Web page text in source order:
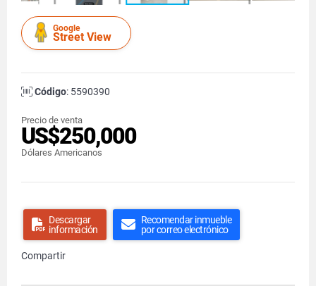
Google
Street View
Código: 5590390
Precio de venta
US$250,000
Dólares Americanos
Descargar
información
Recomendar inmueble
por correo electrónico
Compartir